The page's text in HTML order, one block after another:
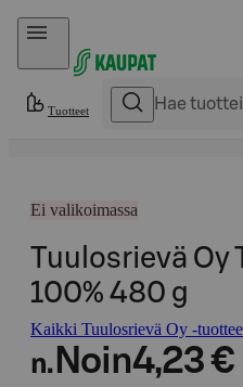
Hyppää sisältöön
Tuotteet
Ei valikoimassa
Tuulosrievä Oy
100% 480 g
Kaikki Tuulosrievä Oy -
n. Noin4,23 €